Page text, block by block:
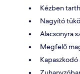
Kézben
Nagyító
Alacsonyra
Megfelő
Kapaszkodó